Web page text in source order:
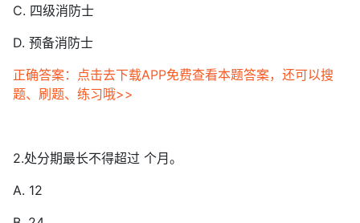
C. 四级消防士
D. 预备消防士
正确答案：点击去下载APP免费查看本题答案，还可以搜
题、刷题、练习哦>>
2.处分期最长不得超过 个月。
A. 12